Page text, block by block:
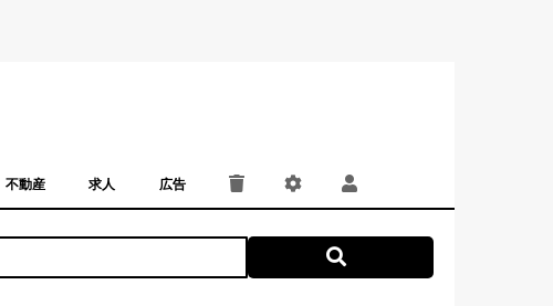
不動産 求人 広告